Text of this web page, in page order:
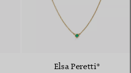
2 Materialien
Elsa Peretti®